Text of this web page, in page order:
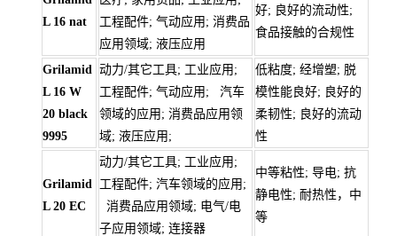
L 16 nat
工程配件; 气动应用; 消费品
应用领域; 液压应用
好; 良好的流动性;
食品接触的合规性
Grilamid
L 16 W
20 black
9995
动力/其它工具; 工业应用;
工程配件; 气动应用; 汽车
领域的应用; 消费品应用领
域; 液压应用;
低粘度; 经增塑; 脱
模性能良好; 良好的
柔韧性; 良好的流动
性
Grilamid
L 20 EC
动力/其它工具; 工业应用;
工程配件; 汽车领域的应用;
消费品应用领域; 电气/电
子应用领域; 连接器
中等粘性; 导电; 抗
静电性; 耐热性，中
等